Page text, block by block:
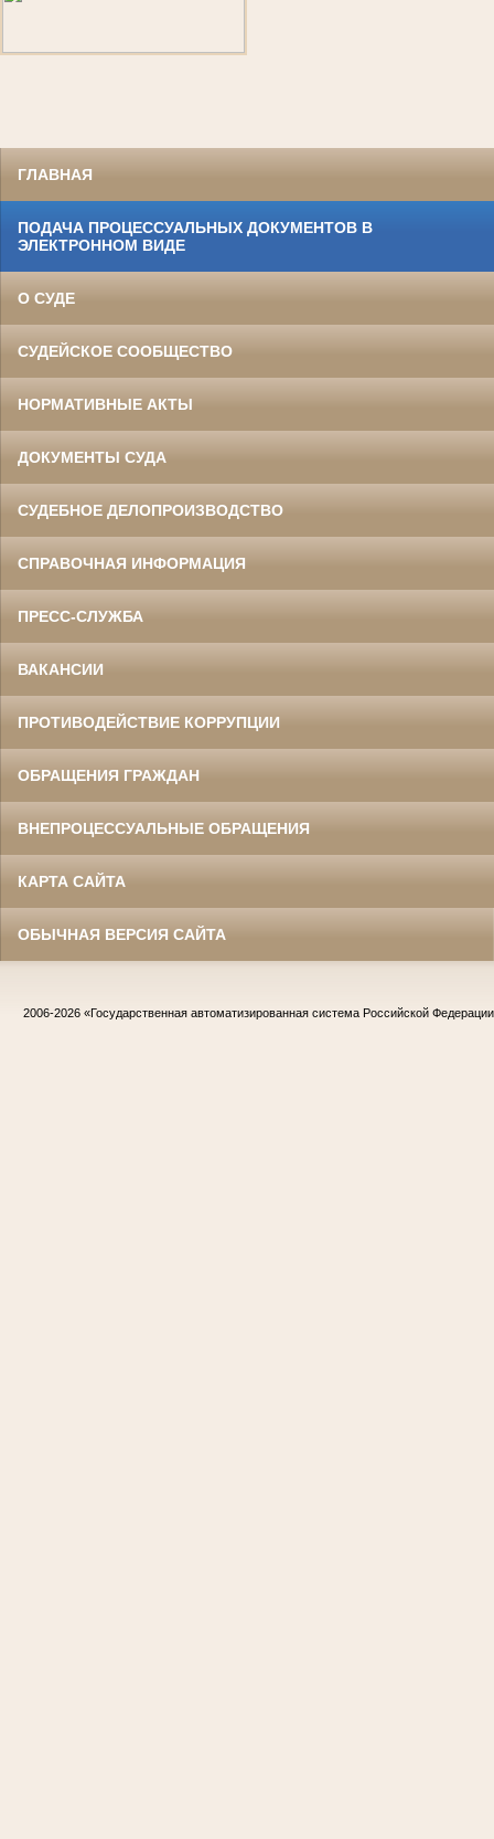
ГЛАВНАЯ
ПОДАЧА ПРОЦЕССУАЛЬНЫХ ДОКУМЕНТОВ В
ЭЛЕКТРОННОМ ВИДЕ
О СУДЕ
СУДЕЙСКОЕ СООБЩЕСТВО
НОРМАТИВНЫЕ АКТЫ
ДОКУМЕНТЫ СУДА
СУДЕБНОЕ ДЕЛОПРОИЗВОДСТВО
СПРАВОЧНАЯ ИНФОРМАЦИЯ
ПРЕСС-СЛУЖБА
ВАКАНСИИ
ПРОТИВОДЕЙСТВИЕ КОРРУПЦИИ
ОБРАЩЕНИЯ ГРАЖДАН
ВНЕПРОЦЕССУАЛЬНЫЕ ОБРАЩЕНИЯ
КАРТА САЙТА
ОБЫЧНАЯ ВЕРСИЯ САЙТА
2006-2026 «Государственная автоматизированная система Российской